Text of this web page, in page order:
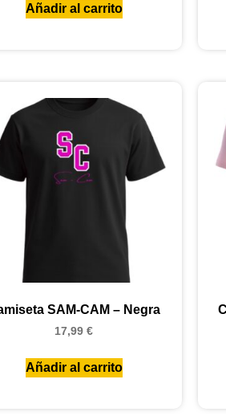
Añadir al carrito
SAM-CAM – Negra
17,99 €
Añadir al carrito